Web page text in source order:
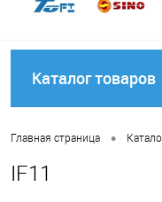
Каталог товаров
Главная страница •
IF11